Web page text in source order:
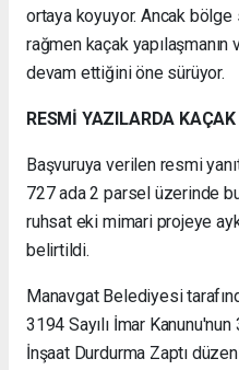
ortaya koyuyor. Ancak
rağmen kaçak
devam ettiğini öne sürüyor.
RESMİ YAZILARDA
Başvuruya verilen resmi
727 ada 2 parsel üzerinde
ruhsat eki mimari projeye
belirtildi.
Manavgat Belediyesi
3194 Sayılı İmar
İnşaat Durdurma Zaptı